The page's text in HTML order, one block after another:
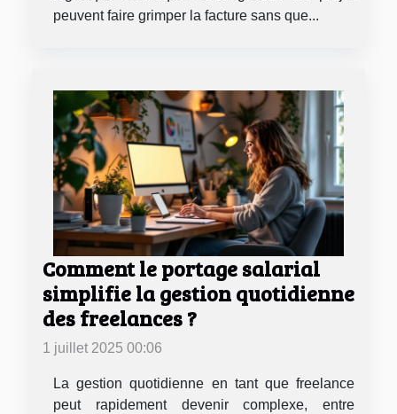
peuvent faire grimper la facture sans que...
Comment le portage salarial
simplifie la gestion quotidienne
des freelances ?
1 juillet 2025 00:06
La gestion quotidienne en tant que freelance
peut rapidement devenir complexe, entre